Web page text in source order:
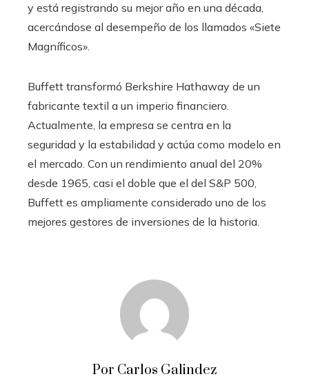
y está registrando su mejor año en una década,
acercándose al desempeño de los llamados «Siete
Magníficos».
Buffett transformó Berkshire Hathaway de un
fabricante textil a un imperio financiero.
Actualmente, la empresa se centra en la
seguridad y la estabilidad y actúa como modelo en
el mercado. Con un rendimiento anual del 20%
desde 1965, casi el doble que el del S&P 500,
Buffett es ampliamente considerado uno de los
mejores gestores de inversiones de la historia.
Por Carlos Galindez